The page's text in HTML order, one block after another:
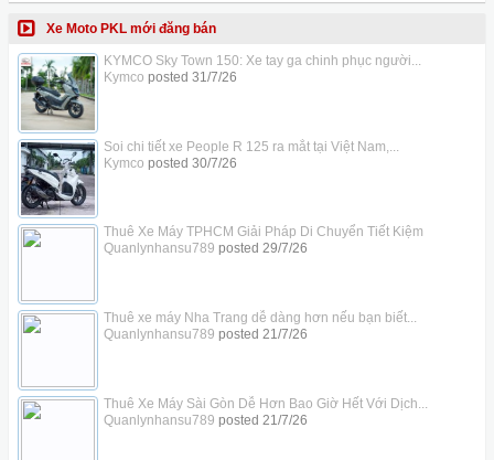
Xe Moto PKL mới đăng bán
KYMCO Sky Town 150: Xe tay ga chinh phục người...
Kymco posted 31/7/26
Soi chi tiết xe People R 125 ra mắt tại Việt Nam,...
Kymco posted 30/7/26
Thuê Xe Máy TPHCM Giải Pháp Di Chuyển Tiết Kiệm
Quanlynhansu789 posted 29/7/26
Thuê xe máy Nha Trang dễ dàng hơn nếu bạn biết...
Quanlynhansu789 posted 21/7/26
Thuê Xe Máy Sài Gòn Dễ Hơn Bao Giờ Hết Với Dịch...
Quanlynhansu789 posted 21/7/26